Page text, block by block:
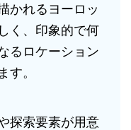
かれるヨーロッ
く、印象的で何
るロケーション
す。
探索要素が用意